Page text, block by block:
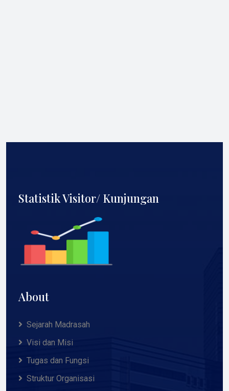
Statistik Visitor/ Kunjungan
About
Sejarah Madrasah
Visi dan Misi
Tugas dan Fungsi
Struktur Organisasi